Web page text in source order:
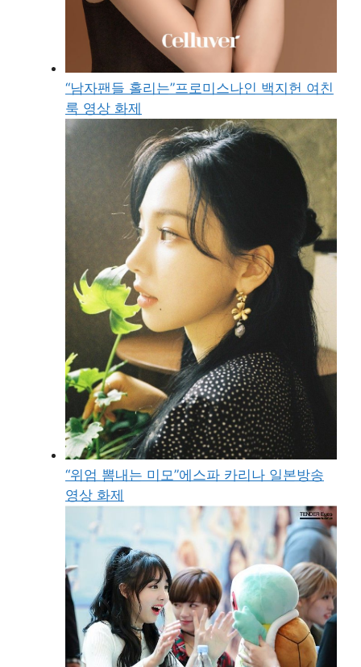
“남자팬들 홀리는”프로미스나인 백지헌 여친
룩 영상 화제
“위엄 뽐내는 미모”에스파 카리나 일본방송
영상 화제